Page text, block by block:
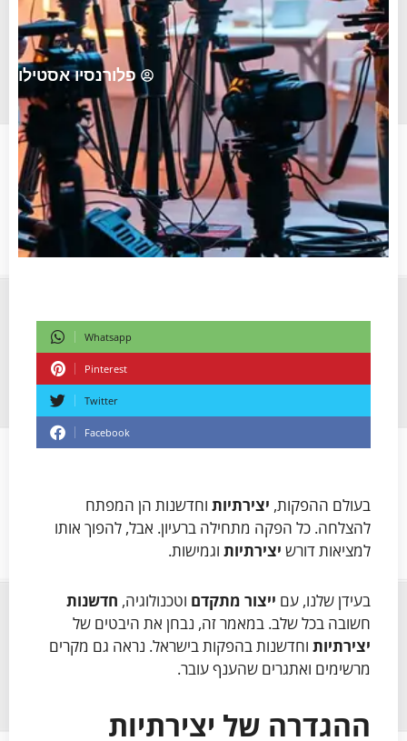
פלורנסיו אסטילו
Whatsapp
Pinterest
Twitter
Facebook
בעולם ההפקות, יצירתיות וחדשנות הן המפתח
להצלחה. כל הפקה מתחילה ברעיון. אבל, להפוך אותו
למציאות דורש יצירתיות וגמישות.
בעידן שלנו, עם ייצור מתקדם וטכנולוגיה, חדשנות
חשובה בכל שלב. במאמר זה, נבחן את היבטים של
יצירתיות וחדשנות בהפקות בישראל. נראה גם מקרים
מרשימים ואתגרים שהענף עובר.
ההגדרה של יצירתיות